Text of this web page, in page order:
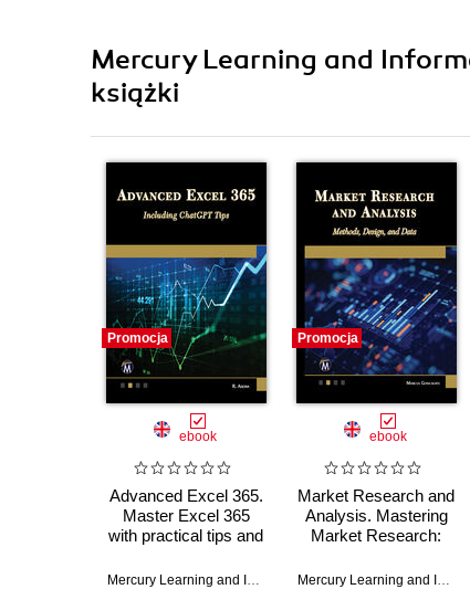
Mercury Learning and
książki
Promocja
ebook
Advanced Excel 365.
Master Excel 365
with practical tips and
integrations
,Ritu Arora
Promocja
ebook
Market Research and
Analysis. Mastering
Market Research:
Design, and Data